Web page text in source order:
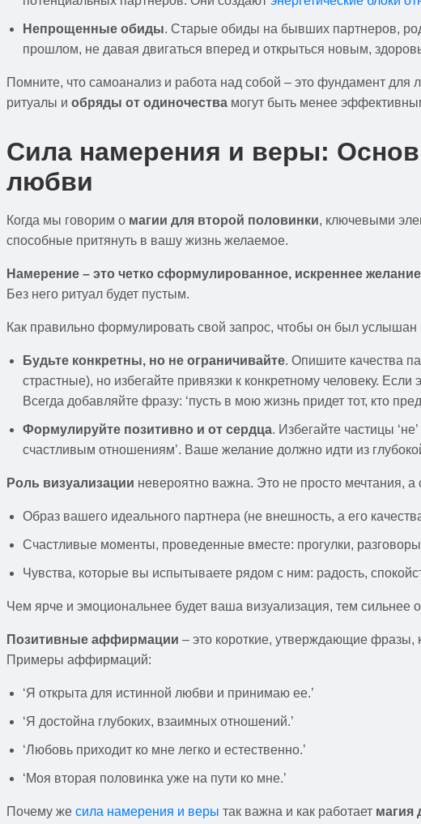
Непрощенные обиды. Старые обиды на бывших партнеров,
прошлом, не давая двигаться вперед и открыться новым,
Помните, что самоанализ и работа над собой – это фундамент
ритуалы и обряды от одиночества могут быть менее
Сила намерения и веры:
любви
Когда мы говорим о магии для второй половинки, ключевыми
способные притянуть в вашу жизнь желаемое.
Намерение – это четко сформулированное, искреннее желание
Без него ритуал будет пустым.
Как правильно формулировать свой запрос, чтобы он был услышан
Будьте конкретны, но не ограничивайте. Опишите качества
страстные), но избегайте привязки к конкретному человеку.
Всегда добавляйте фразу: ‘пусть в мою жизнь придет тот, кто
Формулируйте позитивно и от сердца. Избегайте частицы
счастливым отношениям’. Ваше желание должно идти из
Роль визуализации невероятно важна. Это не просто мечтания, а
Образ вашего идеального партнера (не внешность, а его
Счастливые моменты, проведенные вместе: прогулки,
Чувства, которые вы испытываете рядом с ним: радость,
Чем ярче и эмоциональнее будет ваша визуализация, тем сильнее
Позитивные аффирмации – это короткие, утверждающие
Примеры аффирмаций:
‘Я открыта для истинной любви и принимаю ее.’
‘Я достойна глубоких, взаимных отношений.’
‘Любовь приходит ко мне легко и естественно.’
‘Моя вторая половинка уже на пути ко мне.’
Почему же сила намерения и веры так важна и как работает магия